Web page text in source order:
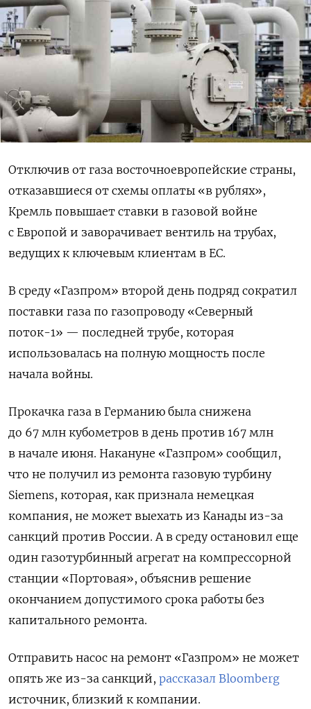
Отключив от газа восточноевропейские страны,
отказавшиеся от схемы оплаты «в рублях»,
Кремль повышает ставки в газовой войне
с Европой и заворачивает вентиль на трубах,
ведущих к ключевым клиентам в ЕС.
В среду «Газпром» второй день подряд сократил
поставки газа по газопроводу «Северный
поток-1» — последней трубе, которая
использовалась на полную мощность после
начала войны.
Прокачка газа в Германию была снижена
до 67 млн кубометров в день против 167 млн
в начале июня. Накануне «Газпром» сообщил,
что не получил из ремонта газовую турбину
Siemens, которая, как признала немецкая
компания, не может выехать из Канады из-за
санкций против России. А в среду остановил еще
один газотурбинный агрегат на компрессорной
станции «Портовая», объяснив решение
окончанием допустимого срока работы без
капитального ремонта.
Отправить насос на ремонт «Газпром» не может
опять же из-за санкций, рассказал Bloomberg
источник, близкий к компании.